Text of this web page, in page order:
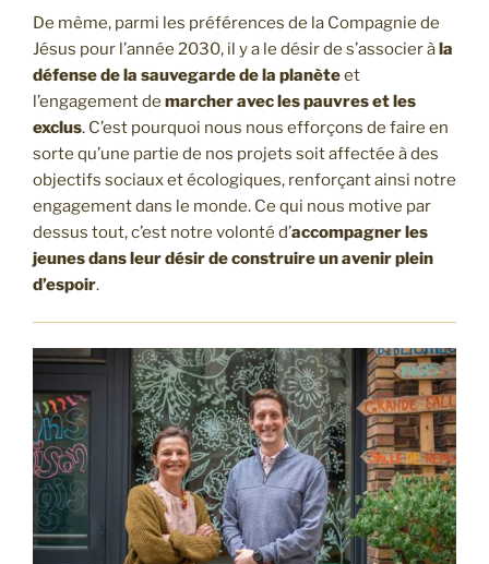
De même, parmi les préférences de la Compagnie de
Jésus pour l’année 2030, il y a le désir de s’associer àla
défense de la sauvegarde de la planèteet
l’engagement de marcher avec les pauvres et les
exclus. C’est pourquoi nous nous efforçons de faire en
sorte qu’une partie de nos projets soit affectée à des
objectifs sociaux et écologiques, renforçant ainsi notre
engagement dans le monde. Ce qui nous motive par
dessus tout, c’est notre volonté d’accompagner les
jeunes dans leur désir de construire un avenir plein
d’espoir.